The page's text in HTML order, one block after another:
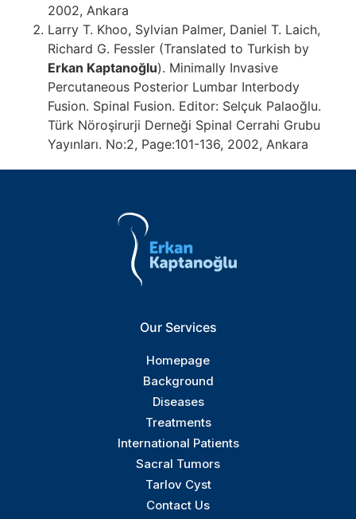
2002, Ankara
Larry T. Khoo, Sylvian Palmer, Daniel T. Laich,
Richard G. Fessler (Translated to Turkish by
Erkan Kaptanoğlu). Minimally Invasive
Percutaneous Posterior Lumbar Interbody
Fusion. Spinal Fusion. Editor: Selçuk Palaoğlu.
Türk Nöroşirurji Derneği Spinal Cerrahi Grubu
Yayınları. No:2, Page:101-136, 2002, Ankara
Our Services
Homepage
Background
Diseases
Treatments
International Patients
Sacral Tumors
Tarlov Cyst
Contact Us